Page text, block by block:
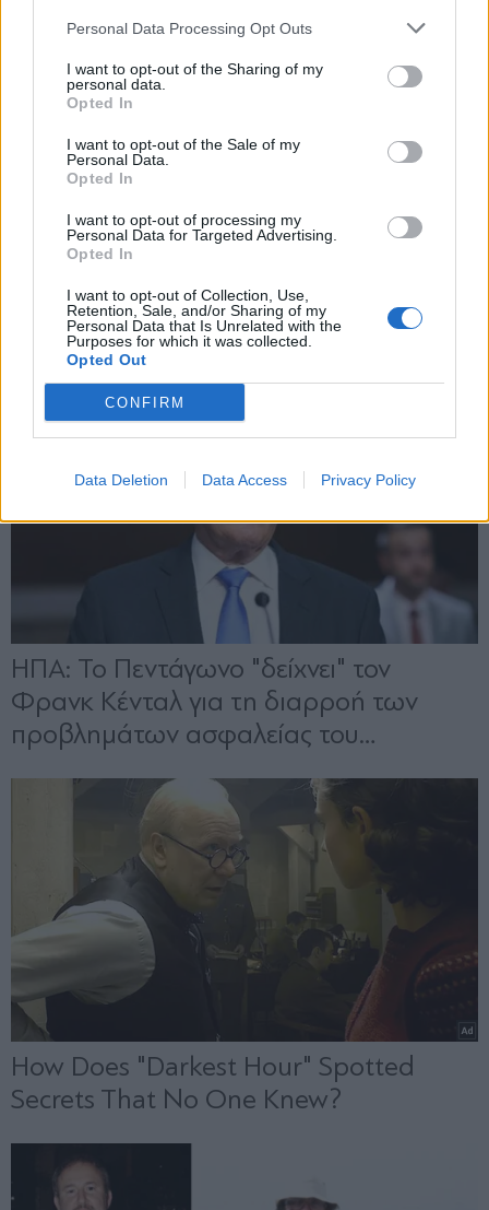
Personal Data Processing Opt Outs
I want to opt-out of the Sharing of my
personal data.
Opted In
I want to opt-out of the Sale of my
Personal Data.
Opted In
I want to opt-out of processing my
Personal Data for Targeted Advertising.
Opted In
I want to opt-out of Collection, Use,
Retention, Sale, and/or Sharing of my
Personal Data that Is Unrelated with the
Purposes for which it was collected.
Opted Out
CONFIRM
Data Deletion Data Access Privacy Policy
Αποδέχομαι τους
και την πολιτική απορρήτου
X